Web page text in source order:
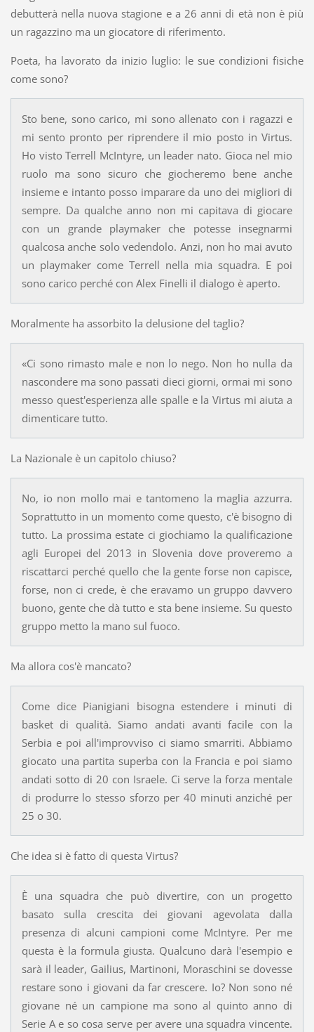
debutterà nella nuova stagione e a 26 anni di età non è più
un ragazzino ma un giocatore di riferimento.
Poeta, ha lavorato da inizio luglio: le sue condizioni fisiche
come sono?
Sto bene, sono carico, mi sono allenato con i ragazzi e
mi sento pronto per riprendere il mio posto in Virtus.
Ho visto Terrell McIntyre, un leader nato. Gioca nel mio
ruolo ma sono sicuro che giocheremo bene anche
insieme e intanto posso imparare da uno dei migliori di
sempre. Da qualche anno non mi capitava di giocare
con un grande playmaker che potesse insegnarmi
qualcosa anche solo vedendolo. Anzi, non ho mai avuto
un playmaker come Terrell nella mia squadra. E poi
sono carico perché con Alex Finelli il dialogo è aperto.
Moralmente ha assorbito la delusione del taglio?
«Ci sono rimasto male e non lo nego. Non ho nulla da
nascondere ma sono passati dieci giorni, ormai mi sono
messo quest'esperienza alle spalle e la Virtus mi aiuta a
dimenticare tutto.
La Nazionale è un capitolo chiuso?
No, io non mollo mai e tantomeno la maglia azzurra.
Soprattutto in un momento come questo, c'è bisogno di
tutto. La prossima estate ci giochiamo la qualificazione
agli Europei del 2013 in Slovenia dove proveremo a
riscattarci perché quello che la gente forse non capisce,
forse, non ci crede, è che eravamo un gruppo davvero
buono, gente che dà tutto e sta bene insieme. Su questo
gruppo metto la mano sul fuoco.
Ma allora cos'è mancato?
Come dice Pianigiani bisogna estendere i minuti di
basket di qualità. Siamo andati avanti facile con la
Serbia e poi all'improvviso ci siamo smarriti. Abbiamo
giocato una partita superba con la Francia e poi siamo
andati sotto di 20 con Israele. Ci serve la forza mentale
di produrre lo stesso sforzo per 40 minuti anziché per
25 o 30.
Che idea si è fatto di questa Virtus?
È una squadra che può divertire, con un progetto
basato sulla crescita dei giovani agevolata dalla
presenza di alcuni campioni come McIntyre. Per me
questa è la formula giusta. Qualcuno darà l'esempio e
sarà il leader, Gailius, Martinoni, Moraschini se dovesse
restare sono i giovani da far crescere. Io? Non sono né
giovane né un campione ma sono al quinto anno di
Serie A e so cosa serve per avere una squadra vincente.